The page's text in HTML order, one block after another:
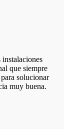
que siempre
solucionar
muy buena.